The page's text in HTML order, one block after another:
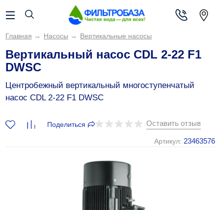
Главная → Насосы → Вертикальные насосы
Вертикальный насос CDL 2-22 F1
DWSC
Центробежный вертикальный многоступенчатый
насос CDL 2-22 F1 DWSC
Оставить отзыв
Артикул: 23463576
Поделиться